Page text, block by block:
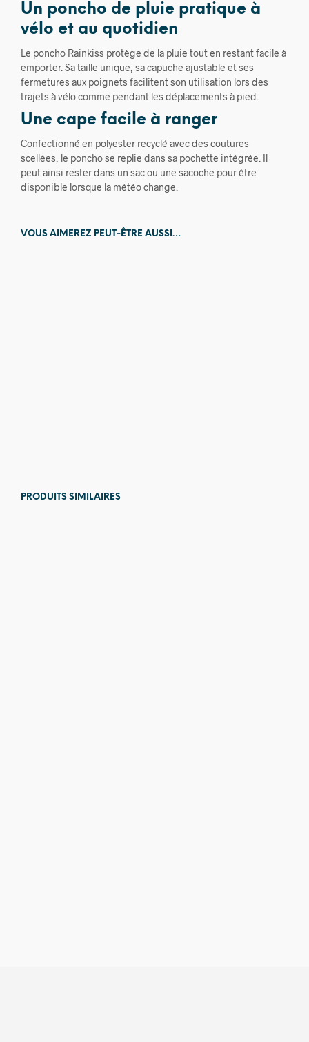
Un poncho de pluie pratique à
vélo et au quotidien
Le poncho Rainkiss protège de la pluie tout en restant facile à
emporter. Sa taille unique, sa capuche ajustable et ses
fermetures aux poignets facilitent son utilisation lors des
trajets à vélo comme pendant les déplacements à pied.
Une cape facile à ranger
Confectionné en polyester recyclé avec des coutures
scellées, le poncho se replie dans sa pochette intégrée. Il
peut ainsi rester dans un sac ou une sacoche pour être
disponible lorsque la météo change.
VOUS AIMEREZ PEUT-ÊTRE AUSSI…
PRODUITS SIMILAIRES